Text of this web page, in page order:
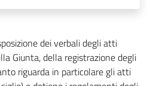
dei verbali degli atti
Giunta, della registrazione degli
riguarda in particolare gli atti